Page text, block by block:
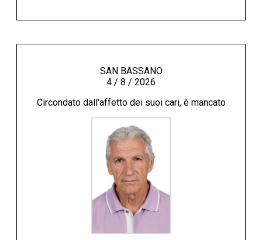
SAN BASSANO
4 / 8 / 2026
Circondato dall'affetto dei suoi cari, è mancato